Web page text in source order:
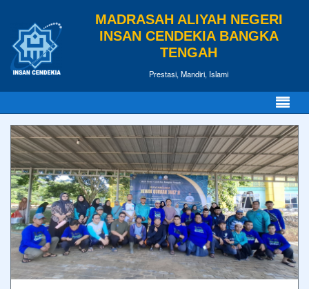
MADRASAH ALIYAH NEGERI
INSAN CENDEKIA BANGKA
TENGAH
Prestasi, Mandiri, Islami